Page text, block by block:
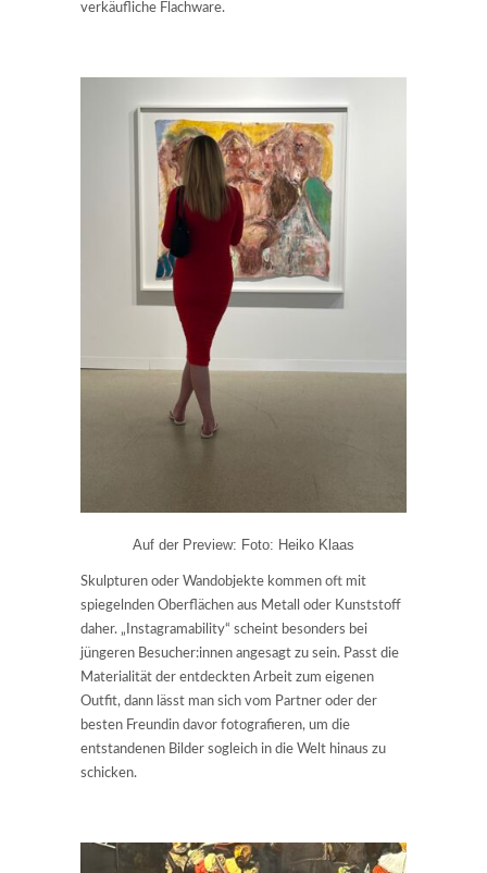
verkäufliche Flachware.
Auf der Preview: Foto: Heiko Klaas
Skulpturen oder Wandobjekte kommen oft mit
spiegelnden Oberflächen aus Metall oder Kunststoff
daher. „Instagramability“ scheint besonders bei
jüngeren Besucher:innen angesagt zu sein. Passt die
Materialität der entdeckten Arbeit zum eigenen
Outfit, dann lässt man sich vom Partner oder der
besten Freundin davor fotografieren, um die
entstandenen Bilder sogleich in die Welt hinaus zu
schicken.